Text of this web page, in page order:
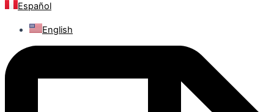
Español
English